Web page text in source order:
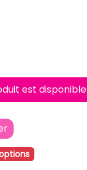
est disponible